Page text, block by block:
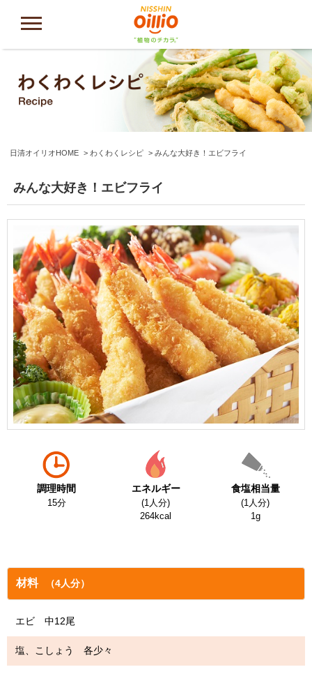
日清オイリオHOME わくわくレシピ みんな大好き！エビフライ
みんな大好き！エビフライ
調理時間
15分
エネルギー
(1人分)
264kcal
食塩相当量
(1人分)
1g
材料 （4人分）
エビ 中12尾
塩、こしょう 各少々